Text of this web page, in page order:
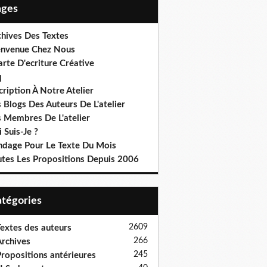
Des Textes
Chez Nous
D'ecriture Créative
À Notre Atelier
Blogs Des Auteurs De L'atelier
Membres De L'atelier
Suis-Je ?
Pour Le Texte Du Mois
Les Propositions Depuis 2006
des auteurs 2609
266
antérieures 245